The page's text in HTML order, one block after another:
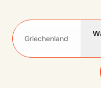
Griechenland